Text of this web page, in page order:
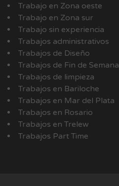
Trabajo en Zona oeste
Trabajo en Zona sur
Trabajo sin experiencia
Trabajos administrativos
Trabajos de Diseño
Trabajos de Fin de Semana
Trabajos de limpieza
Trabajos en Bariloche
Trabajos en Mar del Plata
Trabajos en Rosario
Trabajos en Trelew
Trabajos Part Time